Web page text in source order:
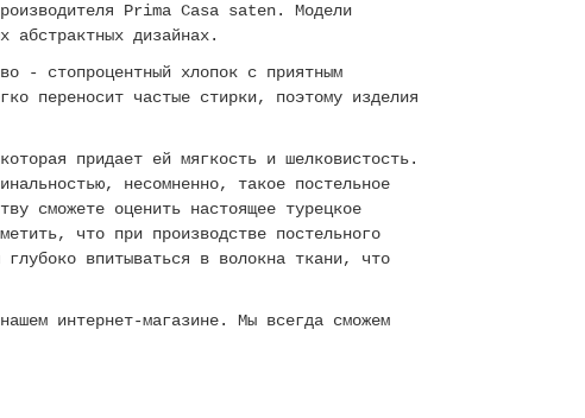
Prima Casa saten. Модели
абстрактных дизайнах.
- стопроцентный хлопок с приятным
переносит частые стирки, поэтому изделия
придает ей мягкость и шелковистость.
несомненно, такое постельное
сможете оценить настоящее турецкое
что при производстве постельного
глубоко впитываться в волокна ткани, что
интернет-магазине. Мы всегда сможем